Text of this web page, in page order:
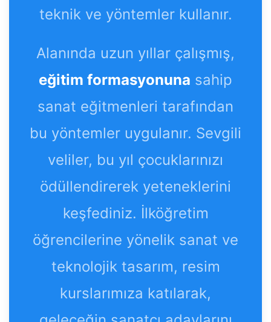
teknik ve yöntemler kullanır.
Alanında uzun yıllar çalışmış,
eğitim formasyonuna sahip
sanat eğitmenleri tarafından
bu yöntemler uygulanır. Sevgili
veliler, bu yıl çocuklarınızı
ödüllendirerek yeteneklerini
keşfediniz. İlköğretim
öğrencilerine yönelik sanat ve
teknolojik tasarım, resim
kurslarımıza katılarak,